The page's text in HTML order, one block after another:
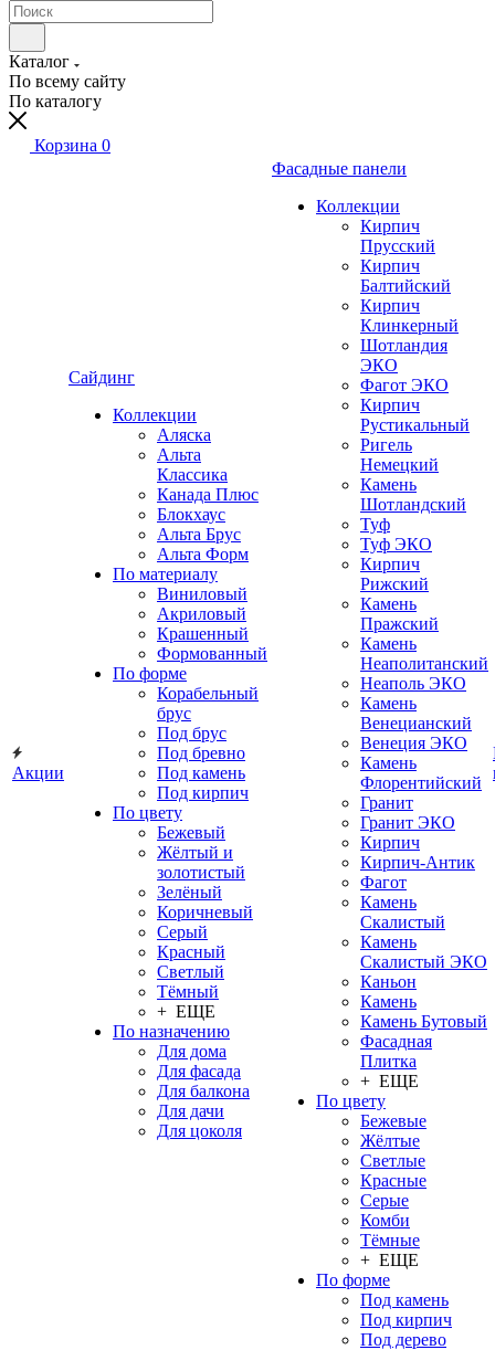
Каталог
По всему сайту
По каталогу
Корзина 0
Акции
Сайдинг
Коллекции
Аляска
Альта
Классика
Канада Плюс
Блокхаус
Альта Брус
Альта Форм
По материалу
Виниловый
Акриловый
Крашенный
Формованный
По форме
Корабельный
брус
Под брус
Под бревно
Под камень
Под кирпич
По цвету
Бежевый
Жёлтый и
золотистый
Зелёный
Коричневый
Серый
Красный
Светлый
Тёмный
+ ЕЩЕ
По назначению
Для дома
Для фасада
Для балкона
Для дачи
Для цоколя
Фасадные панели
Коллекции
Кирпич
Прусский
Кирпич
Балтийский
Кирпич
Клинкерный
Шотландия
ЭКО
Фагот ЭКО
Кирпич
Рустикальный
Ригель
Немецкий
Камень
Шотландский
Туф
Туф ЭКО
Кирпич
Рижский
Камень
Пражский
Камень
Неаполитанский
Неаполь ЭКО
Камень
Венецианский
Венеция ЭКО
Камень
Флорентийский
Гранит
Гранит ЭКО
Кирпич
Кирпич-Антик
Фагот
Камень
Скалистый
Камень
Скалистый ЭКО
Каньон
Камень
Камень Бутовый
Фасадная
Плитка
+ ЕЩЕ
По цвету
Бежевые
Жёлтые
Светлые
Красные
Серые
Комби
Тёмные
+ ЕЩЕ
По форме
Под камень
Под кирпич
Под дерево